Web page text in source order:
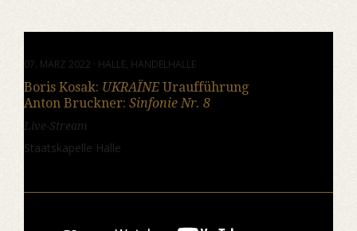
07. MÄRZ 2022 · HALLE, HÄNDELHALLE
Boris Kosak: UKRAÏNE Uraufführung
Anton Bruckner: Sinfonie Nr. 8
Live-Stream
Staatskapelle Halle